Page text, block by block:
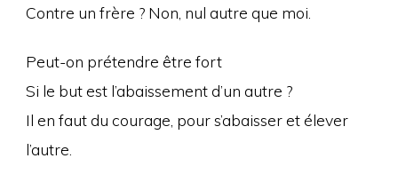
Contre un frère ? Non, nul autre que moi.
Peut-on prétendre être fort
Si le but est l’abaissement d’un autre ?
Il en faut du courage, pour s’abaisser et élever
l’autre.